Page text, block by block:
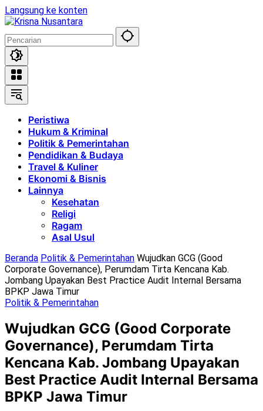
Langsung ke konten
Peristiwa
Hukum & Kriminal
Politik & Pemerintahan
Pendidikan & Budaya
Travel & Kuliner
Ekonomi & Bisnis
Lainnya
Kesehatan
Religi
Ragam
Asal Usul
Beranda Politik & Pemerintahan Wujudkan GCG (Good
Corporate Governance), Perumdam Tirta Kencana Kab.
Jombang Upayakan Best Practice Audit Internal Bersama
BPKP Jawa Timur
Politik & Pemerintahan
Wujudkan GCG (Good Corporate
Governance), Perumdam Tirta
Kencana Kab. Jombang Upayakan
Best Practice Audit Internal Bersama
BPKP Jawa Timur